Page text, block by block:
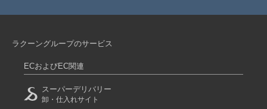
ラクーングループのサービス
ECおよびEC関連
スーパーデリバリー
卸・仕入れサイト